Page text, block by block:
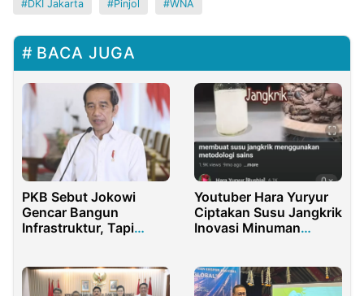
DKI Jakarta Pinjol WNA
BACA JUGA
PKB Sebut Jokowi
Gencar Bangun
Infrastruktur, Tapi
Youtuber Hara Yuryur
Ciptakan Susu Jangkrik
Inovasi Minuman